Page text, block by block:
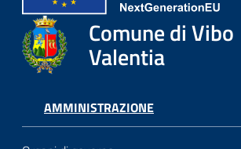
argomenti... Comune di Vibo
Valentia
AMMINISTRAZIONE